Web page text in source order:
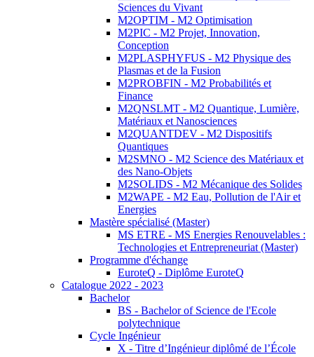
Sciences du Vivant
M2OPTIM - M2 Optimisation
M2PIC - M2 Projet, Innovation,
Conception
M2PLASPHYFUS - M2 Physique des
Plasmas et de la Fusion
M2PROBFIN - M2 Probabilités et
Finance
M2QNSLMT - M2 Quantique, Lumière,
Matériaux et Nanosciences
M2QUANTDEV - M2 Dispositifs
Quantiques
M2SMNO - M2 Science des Matériaux et
des Nano-Objets
M2SOLIDS - M2 Mécanique des Solides
M2WAPE - M2 Eau, Pollution de l'Air et
Energies
Mastère spécialisé (Master)
MS ETRE - MS Energies Renouvelables :
Technologies et Entrepreneuriat (Master)
Programme d'échange
EuroteQ - Diplôme EuroteQ
Catalogue 2022 - 2023
Bachelor
BS - Bachelor of Science de l'Ecole
polytechnique
Cycle Ingénieur
X - Titre d’Ingénieur diplômé de l’École